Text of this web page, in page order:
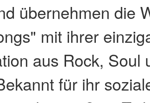
übernehmen die
mit ihrer
aus Rock, Soul
für ihr